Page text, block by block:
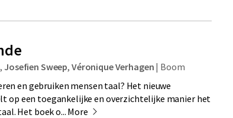
, Josefien Sweep, Véronique Verhagen | Boom
en gebruiken mensen taal? Het nieuwe
op een toegankelijke en overzichtelijke manier het
Het boek o...More